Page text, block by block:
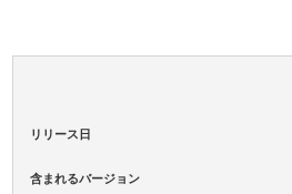
リリース日
含まれるバージョン